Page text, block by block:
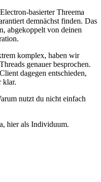
basierter Threema
demnächst finden. Das
abgekoppelt von deinen
komplex, haben wir
genauer besprochen.
dagegen entschieden,
klar.
nutzt du nicht einfach
hier als Individuum.